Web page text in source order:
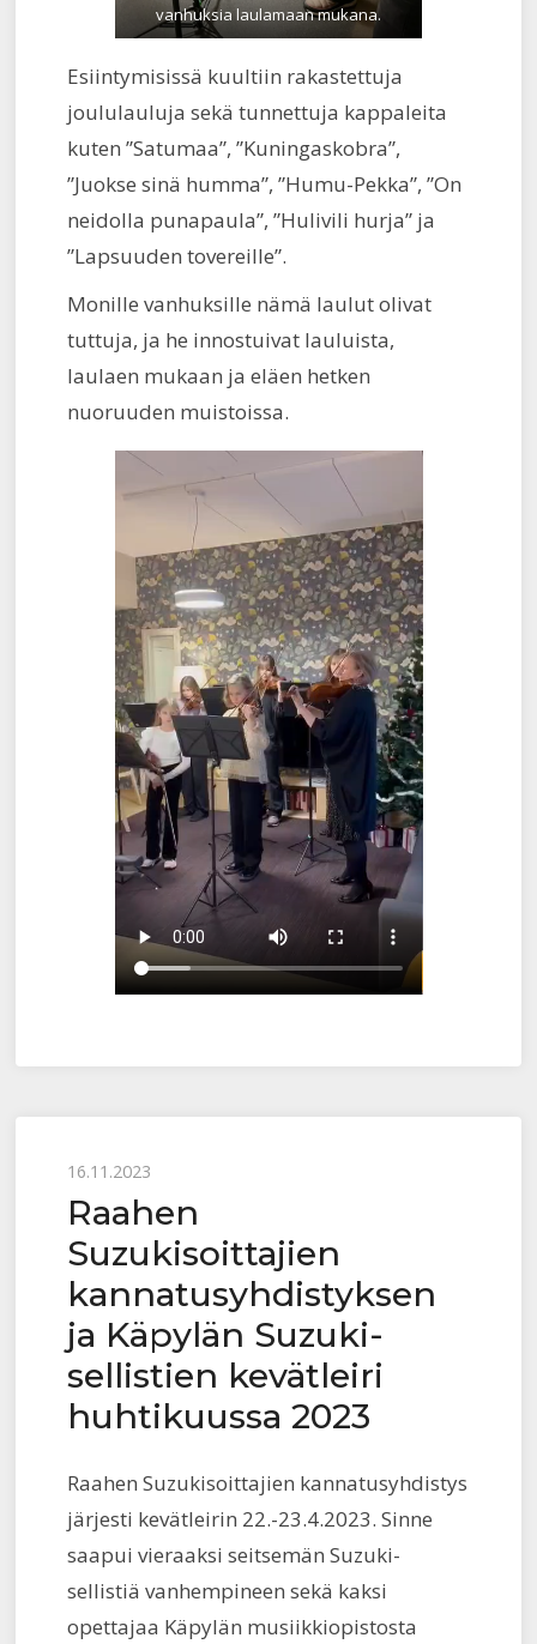
vanhuksia laulamaan mukana.
Esiintymisissä kuultiin rakastettuja
joululauluja sekä tunnettuja kappaleita
kuten ”Satumaa”, ”Kuningaskobra”,
”Juokse sinä humma”, ”Humu-Pekka”, ”On
neidolla punapaula”, ”Hulivili hurja” ja
”Lapsuuden tovereille”.
Monille vanhuksille nämä laulut olivat
tuttuja, ja he innostuivat lauluista,
laulaen mukaan ja eläen hetken
nuoruuden muistoissa.
Posted
on
16.11.2023
Raahen
Suzukisoittajien
kannatusyhdistyksen
ja Käpylän Suzuki-
sellistien kevätleiri
huhtikuussa 2023
Raahen Suzukisoittajien kannatusyhdistys
järjesti kevätleirin 22.-23.4.2023. Sinne
saapui vieraaksi seitsemän Suzuki-
sellistiä vanhempineen sekä kaksi
opettajaa Käpylän musiikkiopistosta